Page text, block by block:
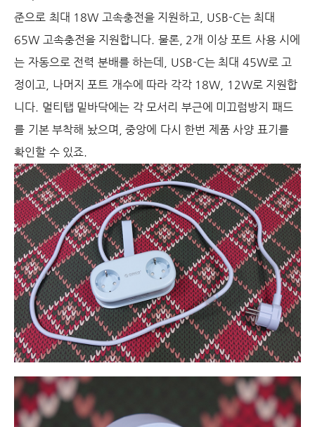
준으로 최대 18W 고속충전을 지원하고, USB-C는 최대
65W 고속충전을 지원합니다. 물론, 2개 이상 포트 사용 시에
는 자동으로 전력 분배를 하는데, USB-C는 최대 45W로 고
정이고, 나머지 포트 개수에 따라 각각 18W, 12W로 지원합
니다. 멀티탭 밑바닥에는 각 모서리 부근에 미끄럼방지 패드
를 기본 부착해 놨으며, 중앙에 다시 한번 제품 사양 표기를
확인할 수 있죠.